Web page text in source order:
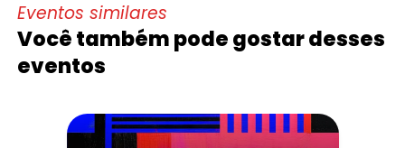
Eventos similares
Você também pode gostar desses
eventos